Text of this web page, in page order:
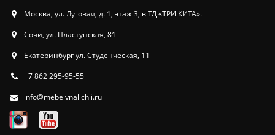
Москва, ул. Луговая, д. 1, этаж 3, в ТД «ТРИ КИТА».
Сочи, ул. Пластунская, 81
Екатеринбург ул. Студенческая, 11
+7 862 295-95-55
info@mebelvnalichii.ru